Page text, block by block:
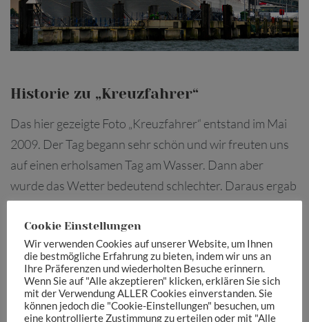
Historie zu „Kreuzfahrer“
Das hier gezeigte Foto „Kreuzfahrer“ entstand im Mai
2009. Der Tag begann sehr schön und wir freuten uns
auf einen erholsamen Tag am Wasser. Dann aber
wurde das Wetter bedeutend schlechter. Daraus ergab
ich in diesem Bild festhielt.
Die Daten
Datum: 21.o5.2009
Kamera: NIKON D300
Cookie Einstellungen
Wir verwenden Cookies auf unserer Website, um Ihnen
die bestmögliche Erfahrung zu bieten, indem wir uns an
Ihre Präferenzen und wiederholten Besuche erinnern.
Wenn Sie auf "Alle akzeptieren" klicken, erklären Sie sich
mit der Verwendung ALLER Cookies einverstanden. Sie
können jedoch die "Cookie-Einstellungen" besuchen, um
eine kontrollierte Zustimmung zu erteilen oder mit "Alle